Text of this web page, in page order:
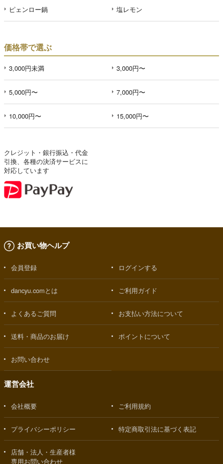
ピェンロー鍋 塩レモン
価格帯で選ぶ
3,000円未満 3,000円〜
5,000円〜 7,000円〜
10,000円〜 15,000円〜
クレジット・銀行振込・代金
引換、各種の決済サービスに
対応しています
お買い物ヘルプ
会員登録 ログインする
dancyu.comとは ご利用ガイド
よくあるご質問 お支払い方法について
送料・商品のお届け ポイントについて
お問い合わせ
運営会社
会社概要 ご利用規約
プライバシーポリシー 特定商取引法に基づく表記
店舗・法人・生産者様
専用お問い合わせ